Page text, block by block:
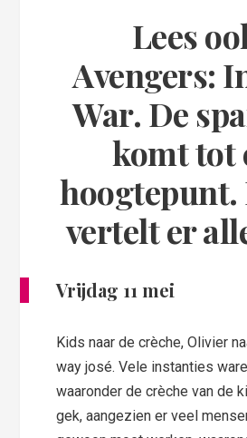
Lees
Avengers:
War. De
komt tot
hoogtepunt.
vertelt er
Vrijdag 11 mei
Kids naar de crèche, Olivier
way josé. Vele instanties
waaronder de crèche van de
gek, aangezien er veel